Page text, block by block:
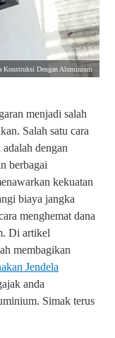
Konstruksi Dengan Aluminium
menjadi salah
Salah satu cara
dengan
berbagai
kekuatan
biaya jangka
menghemat dana
Di artikel
membagikan
Jendela
anda
Simak terus